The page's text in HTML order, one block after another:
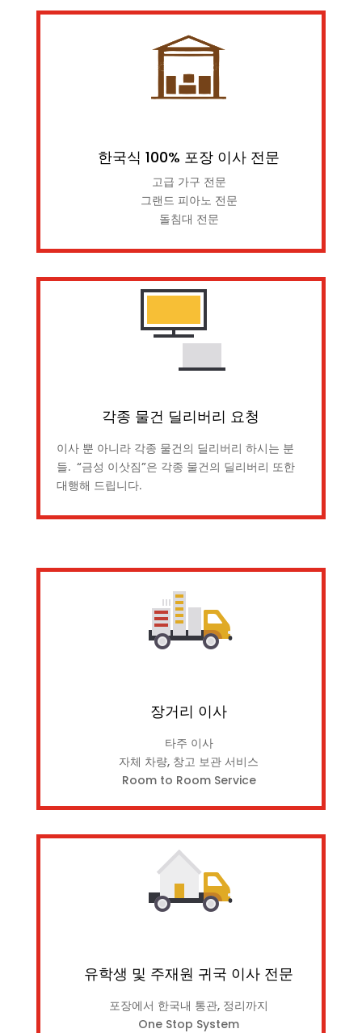
한국식 100% 포장 이사 전문
고급 가구 전문
그랜드 피아노 전문
돌침대 전문
각종 물건 딜리버리 요청
이사 뿐 아니라 각종 물건의 딜리버리 하시는 분
들. “금성 이삿짐”은 각종 물건의 딜리버리 또한
대행해 드립니다.
장거리 이사
타주 이사
자체 차량, 창고 보관 서비스
Room to Room Service
유학생 및 주재원 귀국 이사 전문
포장에서 한국내 통관, 정리까지
One Stop System